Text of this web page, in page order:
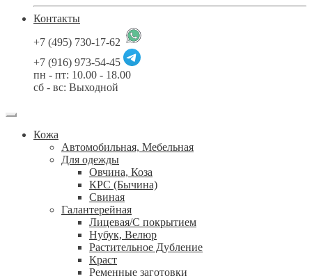
Контакты
+7 (495) 730-17-62
+7 (916) 973-54-45
пн - пт: 10.00 - 18.00
сб - вс: Выходной
Кожа
Автомобильная, Мебельная
Для одежды
Овчина, Коза
КРС (Бычина)
Свиная
Галантерейная
Лицевая/С покрытием
Нубук, Велюр
Растительное Дубление
Краст
Ременные заготовки